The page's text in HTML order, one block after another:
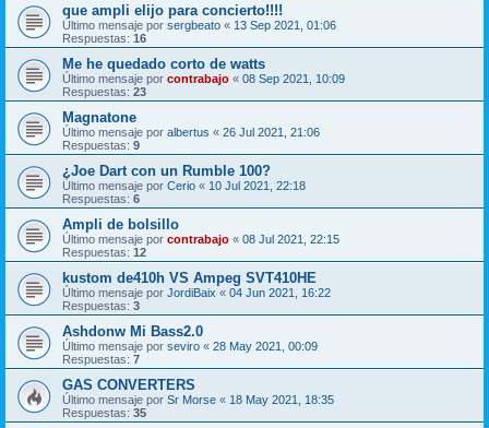
que ampli elijo para concierto!!!!
Último mensaje por sergbeato « 13 Sep 2021, 01:06
Respuestas: 16
Me he quedado corto de watts
Último mensaje por contrabajo « 08 Sep 2021, 10:09
Respuestas: 23
Magnatone
Último mensaje por albertus « 26 Jul 2021, 21:06
Respuestas: 9
¿Joe Dart con un Rumble 100?
Último mensaje por Cerio « 10 Jul 2021, 22:18
Respuestas: 6
Ampli de bolsillo
Último mensaje por contrabajo « 08 Jul 2021, 22:15
Respuestas: 12
kustom de410h VS Ampeg SVT410HE
Último mensaje por JordiBaix « 04 Jun 2021, 16:22
Respuestas: 3
Ashdonw Mi Bass2.0
Último mensaje por seviro « 28 May 2021, 00:09
Respuestas: 7
GAS CONVERTERS
Último mensaje por Sr Morse « 18 May 2021, 18:35
Respuestas: 35